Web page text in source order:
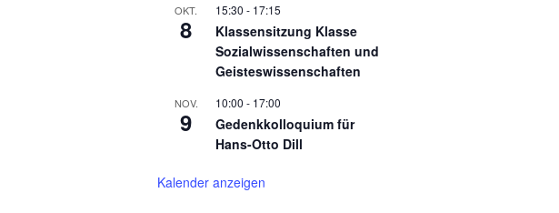
OKT.
8
15:30 - 17:15
Klassensitzung Klasse
Sozialwissenschaften und
Geisteswissenschaften
NOV.
9
10:00 - 17:00
Gedenkkolloquium für
Hans-Otto Dill
Kalender anzeigen